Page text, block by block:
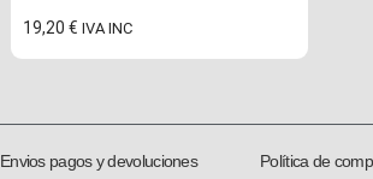
19,20 € IVA INC
Envios pagos y devoluciones Política de